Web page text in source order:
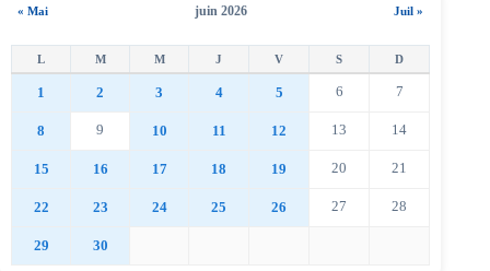
« Mai juin 2026 Juil »
1 2 3 4 5 6 7
8 9 10 11 12 13 14
15 16 17 18 19 20 21
22 23 24 25 26 27 28
29 30